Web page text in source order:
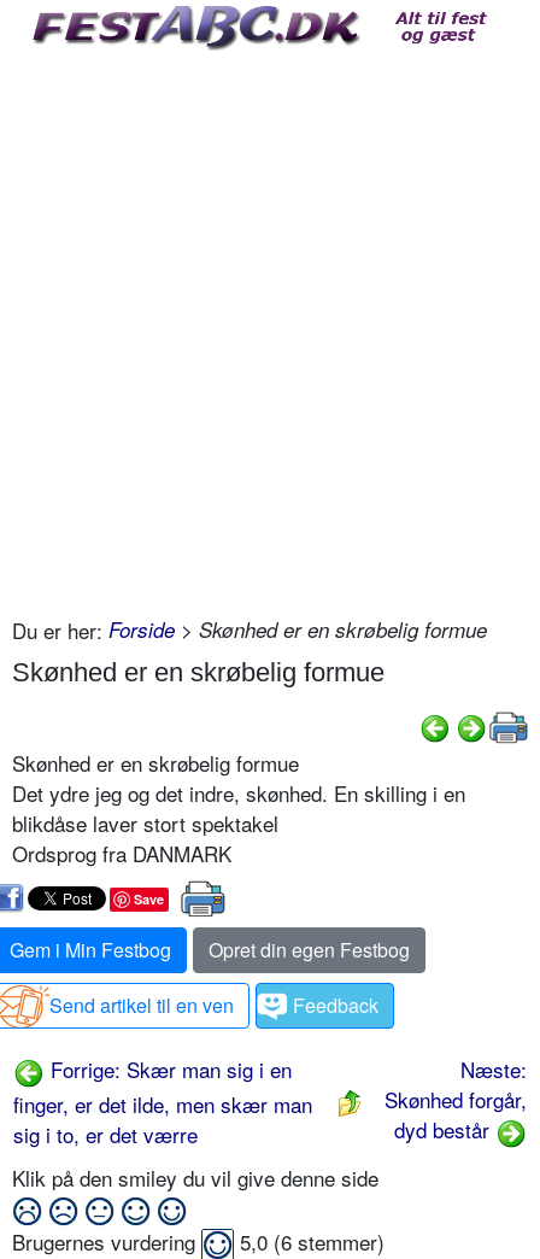
Du er her: Forside > Skønhed er en skrøbelig formue
Skønhed er en skrøbelig formue
Skønhed er en skrøbelig formue
Det ydre jeg og det indre, skønhed. En skilling i en
blikdåse laver stort spektakel
Ordsprog fra DANMARK
Save
Gem i Min Festbog
Opret din egen Festbog
Send artikel til en ven
Feedback
Forrige: Skær man sig i en
finger, er det ilde, men skær man
sig i to, er det værre
Næste:
Skønhed forgår,
dyd består
Klik på den smiley du vil give denne side
Brugernes vurdering 5,0 (6 stemmer)